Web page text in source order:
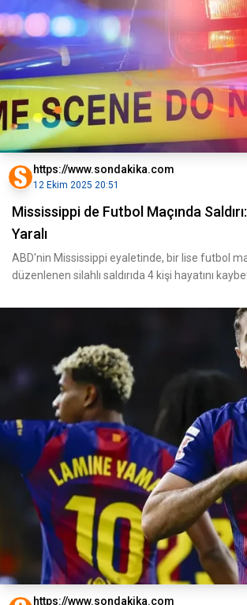
https://www.sondakika.com
12 Ekim 2025 20:51
Mississippi de Futbol Maçında
Yaralı
ABD'nin Mississippi eyaletinde, bir lise futbol
düzenlenen silahlı saldırıda 4 kişi hayatını
https://www.sondakika.com